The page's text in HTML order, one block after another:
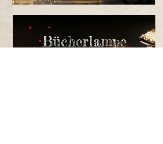
Bücherlampe